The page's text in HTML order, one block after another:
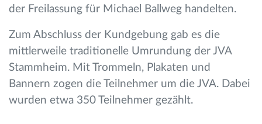
der Freilassung für Michael Ballweg handelten.
Zum Abschluss der Kundgebung gab es die
mittlerweile traditionelle Umrundung der JVA
Stammheim. Mit Trommeln, Plakaten und
Bannern zogen die Teilnehmer um die JVA. Dabei
wurden etwa 350 Teilnehmer gezählt.